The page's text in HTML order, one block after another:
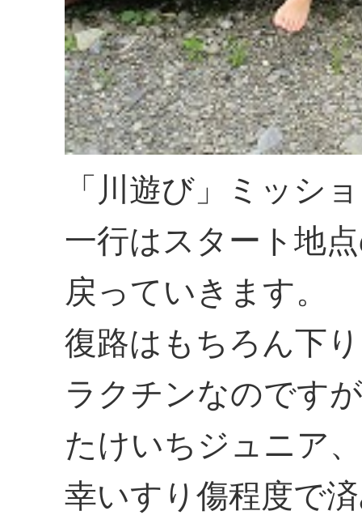
「川遊び」ミッシ
一行はスタート地
戻っていきます。
復路はもちろん下
ラクチンなのです
たけいちジュニア
幸いすり傷程度で